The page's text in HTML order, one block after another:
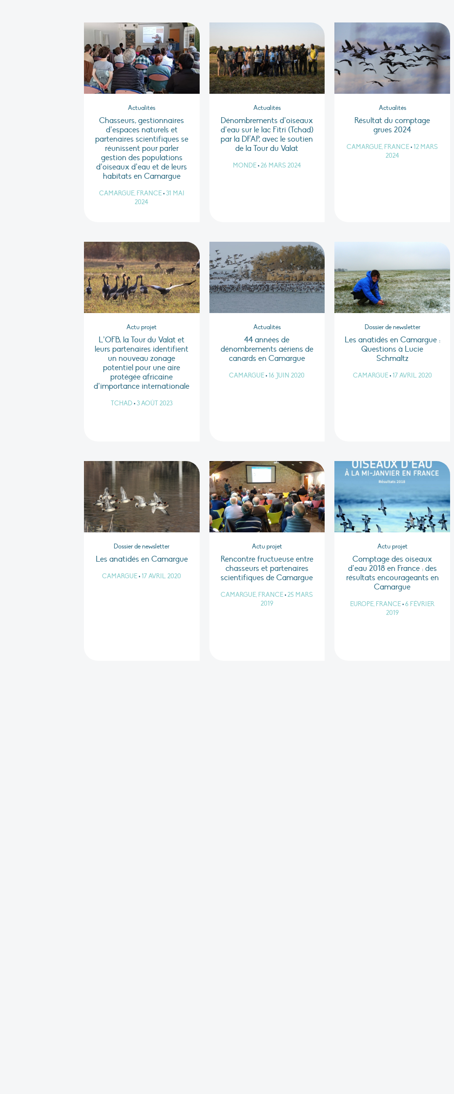
Actualités
Chasseurs, gestionnaires
d’espaces naturels et
partenaires scientifiques se
réunissent pour parler
gestion des populations
d’oiseaux d’eau et de leurs
habitats en Camargue
CAMARGUE, FRANCE•31 MAI
2024
Actualités
Dénombrements d’oiseaux
d’eau sur le lac Fitri (Tchad)
par la DFAP, avec le soutien
de la Tour du Valat
MONDE•26 MARS 2024
Actualités
Résultat du comptage
grues 2024
CAMARGUE, FRANCE•12 MARS
2024
Actu projet
L’OFB, la Tour du Valat et
leurs partenaires identifient
un nouveau zonage
potentiel pour une aire
protégée africaine
d’importance internationale
TCHAD • 3 AOÛT 2023
Actualités
44 années de
dénombrements aériens de
canards en Camargue
CAMARGUE • 16 JUIN 2020
Dossier de newsletter
Les anatidés en Camargue :
Questions à Lucie
Schmaltz
CAMARGUE • 17 AVRIL 2020
Dossier de newsletter
Les anatidés en Camargue
CAMARGUE • 17 AVRIL 2020
Actu projet
Rencontre fructueuse entre
chasseurs et partenaires
scientifiques de Camargue
CAMARGUE, FRANCE • 25 MARS
2019
Actu projet
Comptage des oiseaux
d’eau 2018 en France : des
résultats encourageants en
Camargue
EUROPE, FRANCE•6 FÉVRIER
2019